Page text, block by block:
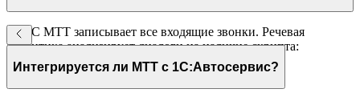
ВАТС МТТ записывает все входящие звонки. Речевая
аналитика анализирует диалоги на наличие скрипта:
приветствие, уточнение задачи, предложение
дополнительных услуг, прощание.
Интегрируется ли МТТ с 1С:Автосервис?